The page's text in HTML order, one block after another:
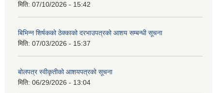
मिति: 07/10/2026 - 15:42
बिभिन्‍न शिर्षकको ठेक्काको दरभाउपत्रको आशय सम्बन्धी सूचना
मिति: 07/03/2026 - 15:37
बोलपत्र स्वीकृतीको आशयपत्रको सूचना
मिति: 06/29/2026 - 13:04